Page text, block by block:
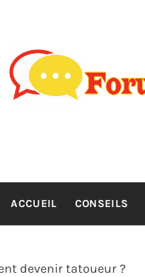
ACCUEIL CONSEILS
devenir tatoueur ?